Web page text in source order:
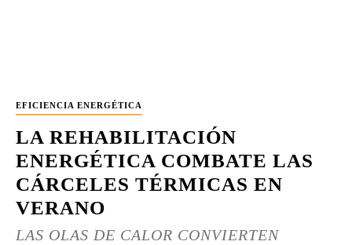
EFICIENCIA ENERGÉTICA
LA REHABILITACIÓN
ENERGÉTICA COMBATE LAS
CÁRCELES TÉRMICAS EN
VERANO
LAS OLAS DE CALOR CONVIERTEN